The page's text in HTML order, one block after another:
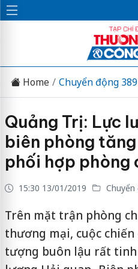
Home Chuyển động 389
Quảng Trị: Lực
biên phòng
phối hợp phòng
15:30 13/01/2019 Chuyển
Trên mặt trận phòng
thương mại, cuộc
tượng buôn lậu rất